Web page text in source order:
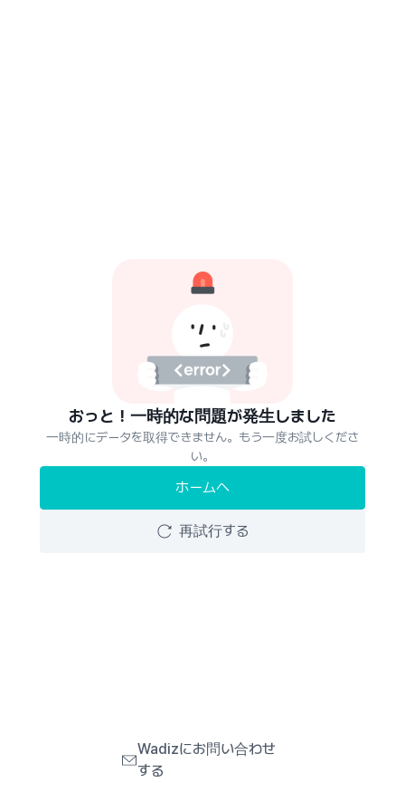
おっと！一時的な問題が発生しました
一時的にデータを取得できません。もう一度お試しくださ
い。
ホームへ
再試行する
Wadizにお問い合わせ
する